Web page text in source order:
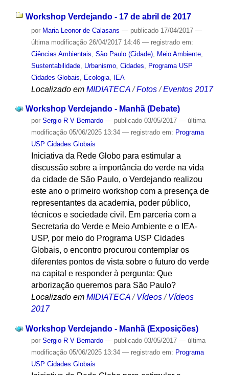
Workshop Verdejando - 17 de abril de 2017
por Maria Leonor de Calasans — publicado17/04/2017 —
última modificação26/04/2017 14:46 — registrado em:
Ciências Ambientais São Paulo (Cidade), Meio Ambiente,
Sustentabilidade, Urbanismo, Cidades
Programa USP
Cidades Globais
Ecologia, IEA
Localizado em MIDIATECA /Fotos /Eventos 2017
Workshop Verdejando - Manhã (Debate)
por Sergio R V Bernardo — publicado03/05/2017 — última
modificação05/06/2025 13:34 — registrado em: Programa
USP Cidades Globais
Iniciativa da Rede Globo para estimular a
discussão sobre a importância do verde na vida
da cidade de São Paulo, o Verdejando realizou
este ano o primeiro workshop com a presença de
representantes da academia, poder público,
técnicos e sociedade civil. Em parceria com a
Secretaria do Verde e Meio Ambiente e o IEA-
USP, por meio do Programa USP Cidades
Globais, o encontro procurou contemplar os
diferentes pontos de vista sobre o futuro do verde
na capital e responder à pergunta: Que
arborização queremos para São Paulo?
Localizado em MIDIATECA / Vídeos / Vídeos
2017
Workshop Verdejando - Manhã (Exposições)
por Sergio R V Bernardo — publicado03/05/2017 — última
modificação05/06/2025 13:34 — registrado em: Programa
USP Cidades Globais